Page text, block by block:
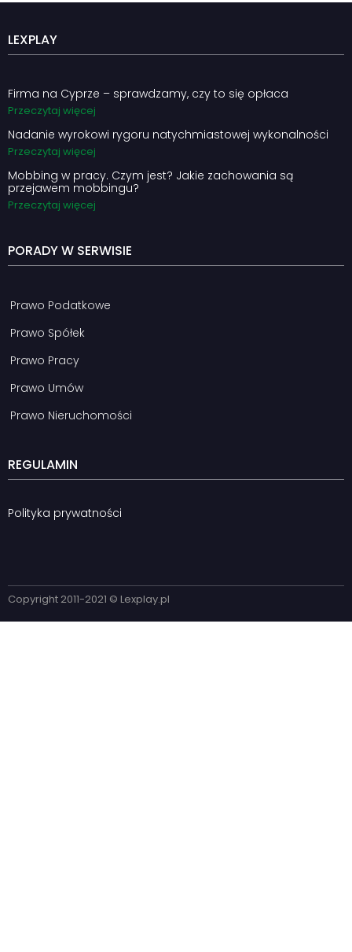
LEXPLAY
Firma na Cyprze – sprawdzamy, czy to się opłaca
Przeczytaj więcej
Nadanie wyrokowi rygoru natychmiastowej wykonalności
Przeczytaj więcej
Mobbing w pracy. Czym jest? Jakie zachowania są
przejawem mobbingu?
Przeczytaj więcej
PORADY W SERWISIE
Prawo Podatkowe
Prawo Spółek
Prawo Pracy
Prawo Umów
Prawo Nieruchomości
REGULAMIN
Polityka prywatności
Copyright 2011-2021 © Lexplay.pl​